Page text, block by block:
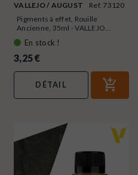
VALLEJO / AUGUST
Ref. 73120
Pigments à effet, Rouille
Ancienne, 35ml - VALLEJO...
En stock !
3,25 €
DÉTAIL